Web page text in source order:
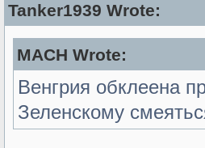
Tanker1939 Wrote:
MACH Wrote:
Венгрия обклеена
Зеленскому